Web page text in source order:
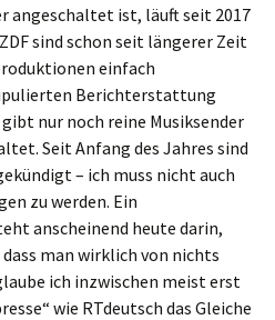
angeschaltet ist, läuft seit 2017
sind schon seit längerer Zeit
einfach
Berichterstattung
nur noch reine Musiksender
Seit Anfang des Jahres sind
– ich muss nicht auch
zu werden. Ein
anscheinend heute darin,
man wirklich von nichts
ich inzwischen meist erst
wie RTdeutsch das Gleiche